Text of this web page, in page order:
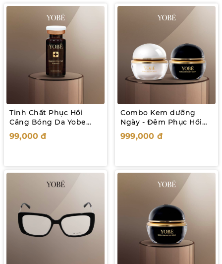
Tinh Chất Phục Hồi
Căng Bóng Da Yobe
10mL
99,000đ
Combo Kem dưỡng
Ngày - Đêm Phục Hồi
Trị Nám Dưỡng Trắng
da YOBE
999,000 đ